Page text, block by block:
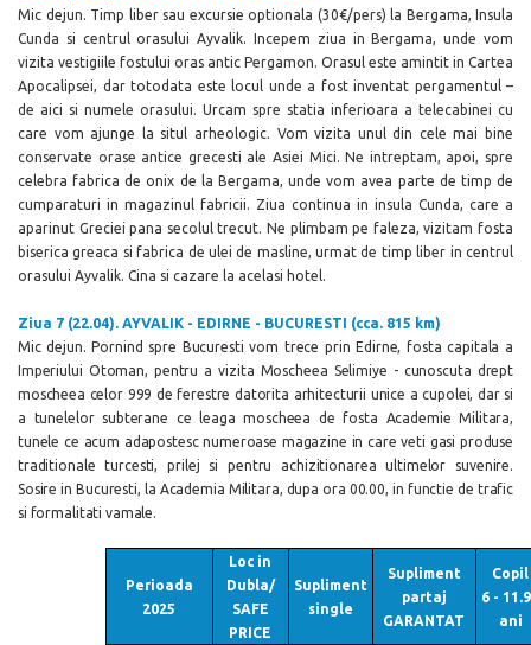
Mic dejun. Timp liber sau excursie optionala (30€/pers) la Bergama, Insula
Cunda si centrul orasului Ayvalik. Incepem ziua in Bergama, unde vom
vizita vestigiile fostului oras antic Pergamon. Orasul este amintit in Cartea
Apocalipsei, dar totodata este locul unde a fost inventat pergamentul –
de aici si numele orasului. Urcam spre statia inferioara a telecabinei cu
care vom ajunge la situl arheologic. Vom vizita unul din cele mai bine
conservate orase antice grecesti ale Asiei Mici. Ne intreptam, apoi, spre
celebra fabrica de onix de la Bergama, unde vom avea parte de timp de
cumparaturi in magazinul fabricii. Ziua continua in insula Cunda, care a
aparinut Greciei pana secolul trecut. Ne plimbam pe faleza, vizitam fosta
biserica greaca si fabrica de ulei de masline, urmat de timp liber in centrul
orasului Ayvalik. Cina si cazare la acelasi hotel.
Ziua 7 (22.04). AYVALIK - EDIRNE - BUCURESTI (cca. 815 km)
Mic dejun. Pornind spre Bucuresti vom trece prin Edirne, fosta capitala a
Imperiului Otoman, pentru a vizita Moscheea Selimiye - cunoscuta drept
moscheea celor 999 de ferestre datorita arhitecturii unice a cupolei, dar si
a tunelelor subterane ce leaga moscheea de fosta Academie Militara,
tunele ce acum adapostesc numeroase magazine in care veti gasi produse
traditionale turcesti, prilej si pentru achizitionarea ultimelor suvenire.
Sosire in Bucuresti, la Academia Militara, dupa ora 00.00, in functie de trafic
si formalitati vamale.
Perioada
2025
Loc in
Dubla/
SAFE
PRICE
Supliment
single
Supliment
partaj
GARANTAT
Copil
6 -
ani